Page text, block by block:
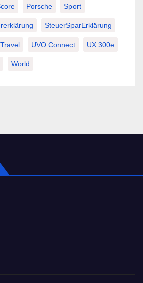
Porsche Sport
SteuerSparErklärung
Travel UVO Connect UX 300e
World